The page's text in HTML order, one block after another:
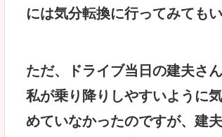
には気分転換に行ってみても
ただ、ドライブ当日の建夫さ
私が乗り降りしやすいように
めていなかったのですが、建